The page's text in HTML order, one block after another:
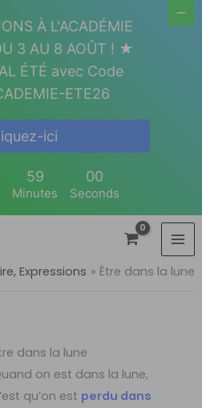
Expressions Être dans la lune
dans la lune
on est dans la lune,
qu’on est perdu dans
À L'ACADÉMIE
3 AU 8 AOÛT ! ★
ÉTÉ avec Code
ETE26
ici
59
Minutes
00
Seconds